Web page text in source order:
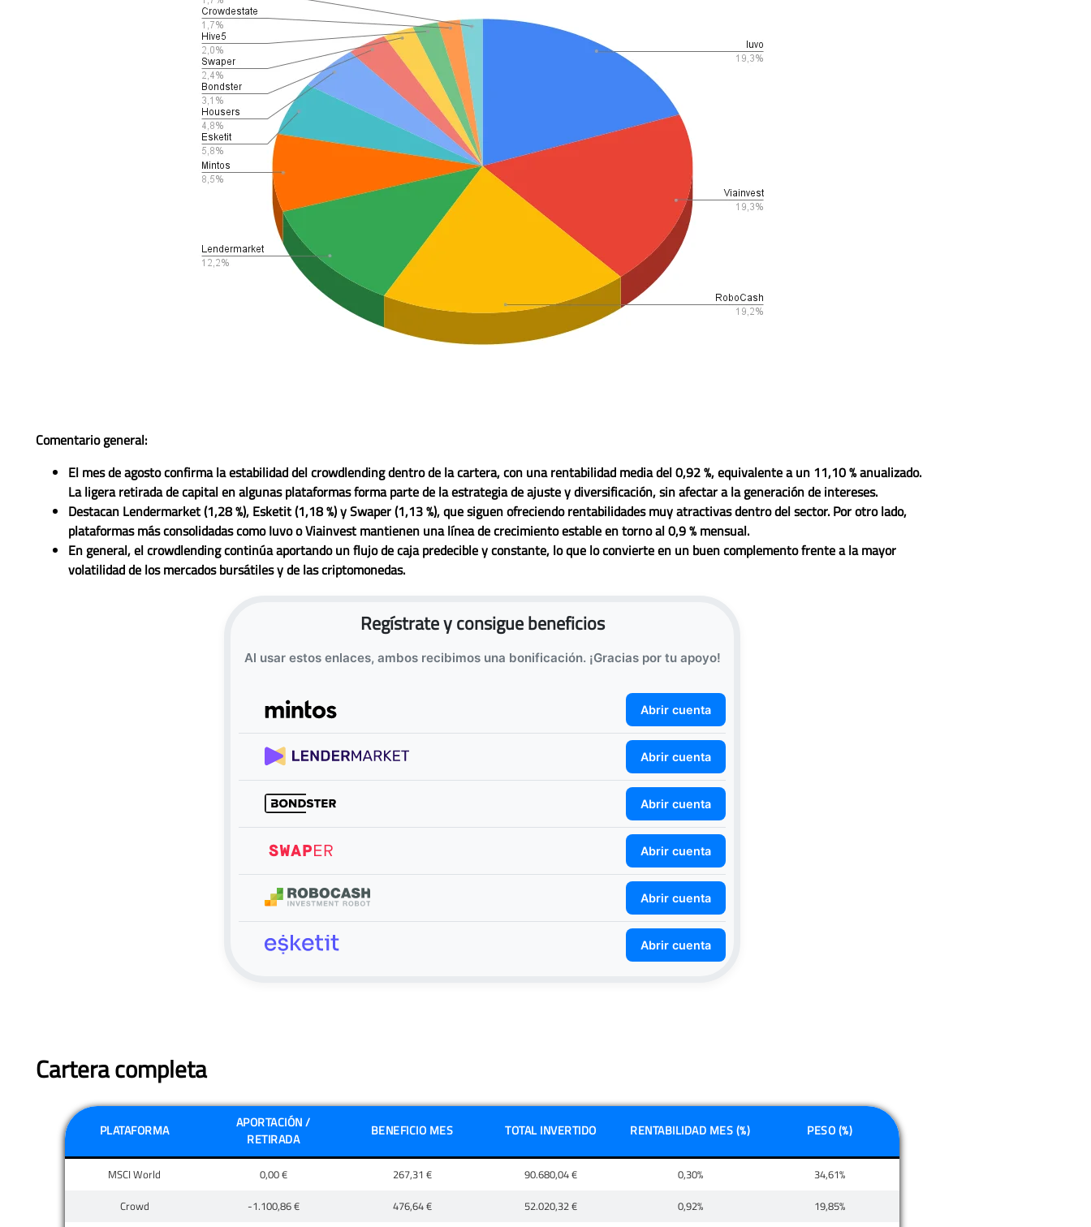
Comentario general:
El mes de agosto confirma laestabilidad del crowdlendingdentro de la cartera, con una rentabilidad media del0,92 %, equivalente a un 11,10 % anualizado.
La ligera retirada de capital en algunas plataformas forma parte de la estrategia de ajuste y diversificación, sin afectar a la generación de intereses.
Destacan Lendermarket(1,28 %), Esketit(1,18 %) ySwaper(1,13 %), que siguen ofreciendo rentabilidades muy atractivas dentro del sector. Por otro lado,
plataformas más consolidadas comoIuvooViainvest mantienen una línea de crecimiento estable en torno al 0,9 % mensual.
En general, el crowdlending continúa aportando unflujo de caja predecible y constante, lo que lo convierte en un buen complemento frente a la mayor
volatilidad de los mercados bursátiles y de las criptomonedas.
Regístrate y consigue beneficios
Al usar estos enlaces, ambos recibimos una bonificación. ¡Gracias por tu apoyo!
Abrir cuenta
Abrir cuenta
Abrir cuenta
Abrir cuenta
Abrir cuenta
Abrir cuenta
Cartera completa
PLATAFORMA
APORTACIÓN /
RETIRADA
BENEFICIO MES TOTAL INVERTIDO RENTABILIDAD MES (%) PESO (%)
MSCI World 0,00 € 267,31 € 90.680,04 € 0,30%
34,61%
Crowd
-1.100,86 € 476,64 € 52.020,32 € 0,92% 19,85%